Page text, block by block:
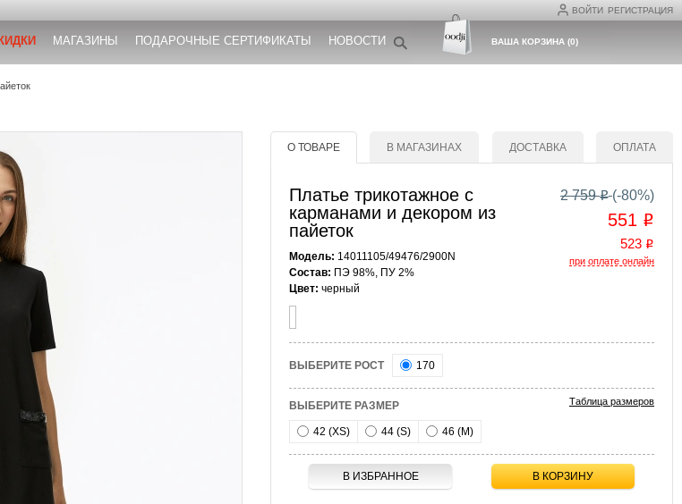
ВОЙТИ РЕГИСТРАЦИЯ
МАГАЗИНЫ ПОДАРОЧНЫЕ СЕРТИФИКАТЫ НОВОСТИ ВАША КОРЗИНА(0)
О ТОВАРЕ В МАГАЗИНАХ ДОСТАВКА ОПЛАТА
Платье трикотажное с
карманами и декором из
пайеток
Модель: 14011105/49476/2900N
Состав: ПЭ 98%, ПУ 2%
Цвет: черный
2 759o (-80%)
551 o
523 o
при оплате онлайн
ВЫБЕРИТЕ РОСТ 170
ВЫБЕРИТЕ РАЗМЕР Таблица размеров
42 (XS) 44 (S) 46 (M)
В ИЗБРАННОЕ В КОРЗИНУ